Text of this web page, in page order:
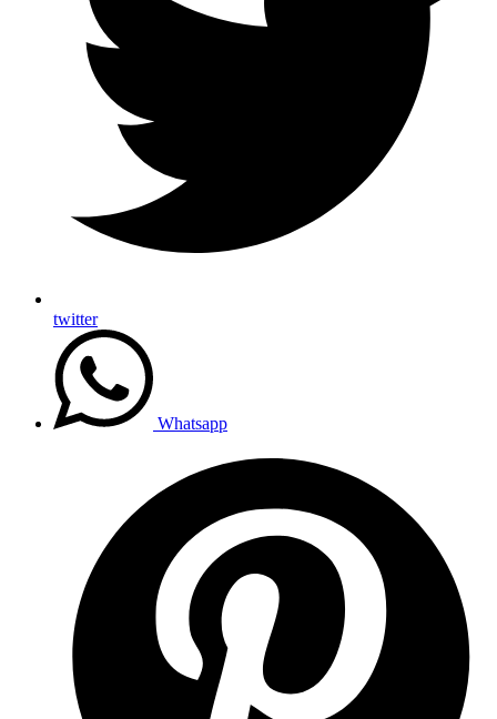
twitter
Whatsapp